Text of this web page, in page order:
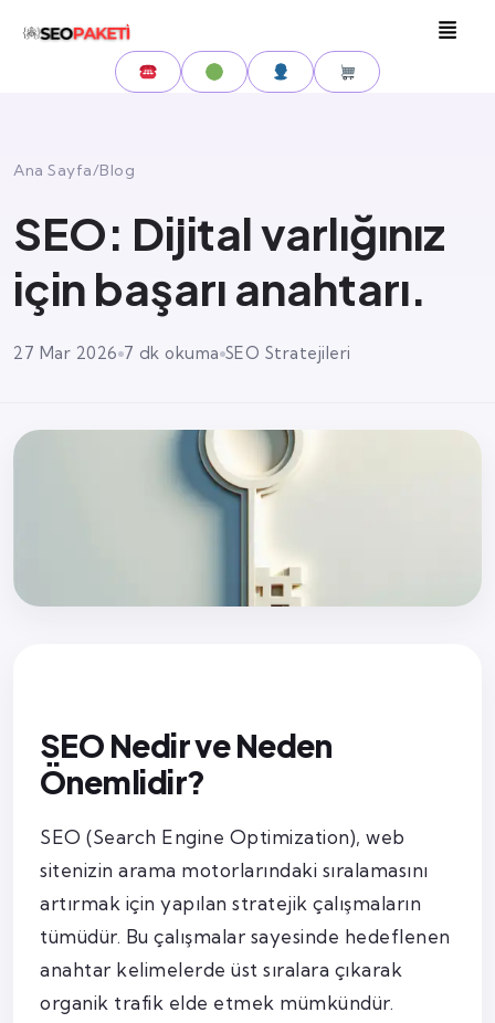
Ana Sayfa/Blog
SEO: Dijital varlığınız
için başarı anahtarı.
27 Mar 2026 7 dk okuma SEO Stratejileri
SEO Nedir ve Neden
Önemlidir?
SEO (Search Engine Optimization), web
sitenizin arama motorlarındaki sıralamasını
artırmak için yapılan stratejik çalışmaların
tümüdür. Bu çalışmalar sayesinde hedeflenen
anahtar kelimelerde üst sıralara çıkarak
organik trafik elde etmek mümkündür.